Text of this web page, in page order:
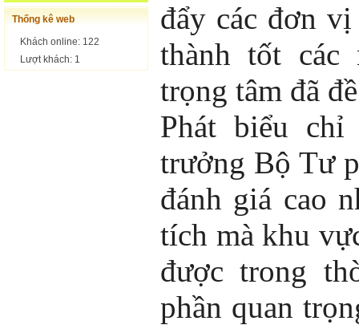
Thống kê web
Khách online: 122
Lượt khách: 1
đẩy các đơn
thành tốt các
trọng tâm đã
Phát biểu
trưởng Bộ Tư
đánh giá cao
tích mà khu
được trong
phần quan